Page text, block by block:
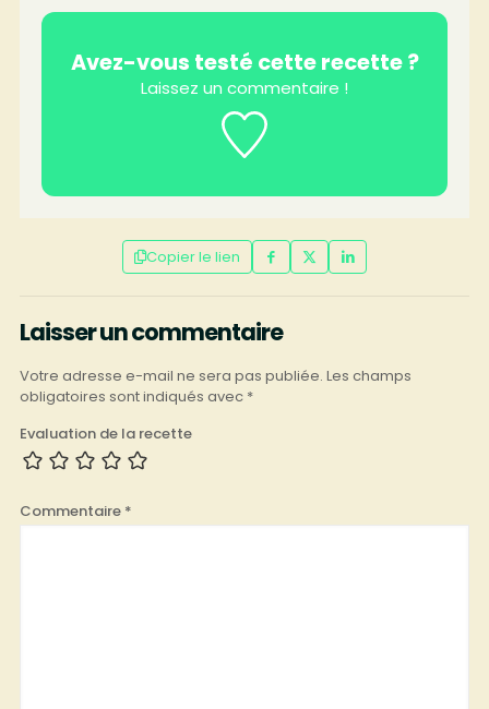
Avez-vous testé cette recette ?
Laissez un commentaire !
Copier le lien
Laisser un commentaire
Votre adresse e-mail ne sera pas publiée. Les champs
obligatoires sont indiqués avec *
Evaluation de la recette
Commentaire *